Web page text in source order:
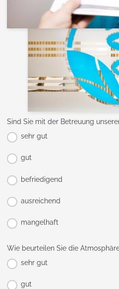
Sind Sie mit der Betreuung
sehr gut
gut
befriedigend
ausreichend
mangelhaft
Wie beurteilen Sie die
sehr gut
gut